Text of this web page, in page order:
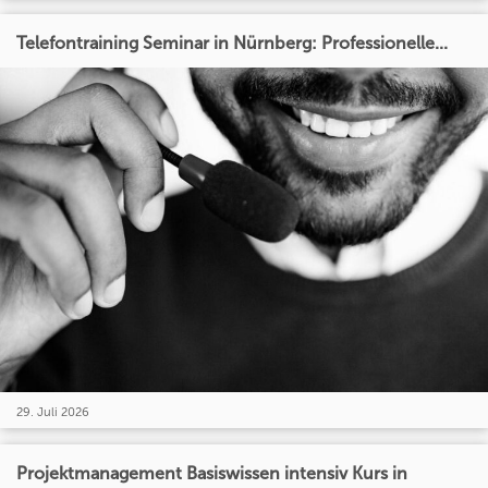
Telefontraining Seminar in Nürnberg: Professionelle...
29. Juli 2026
Projektmanagement Basiswissen intensiv Kurs in